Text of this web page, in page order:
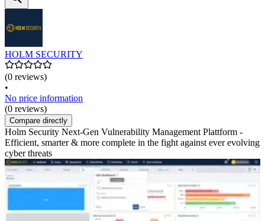
HOLM SECURITY
(0 reviews)
•
No price information
(0 reviews)
Compare directly
Holm Security Next-Gen Vulnerability Management Plattform -
Efficient, smarter & more complete in the fight against ever evolving
cyber threats